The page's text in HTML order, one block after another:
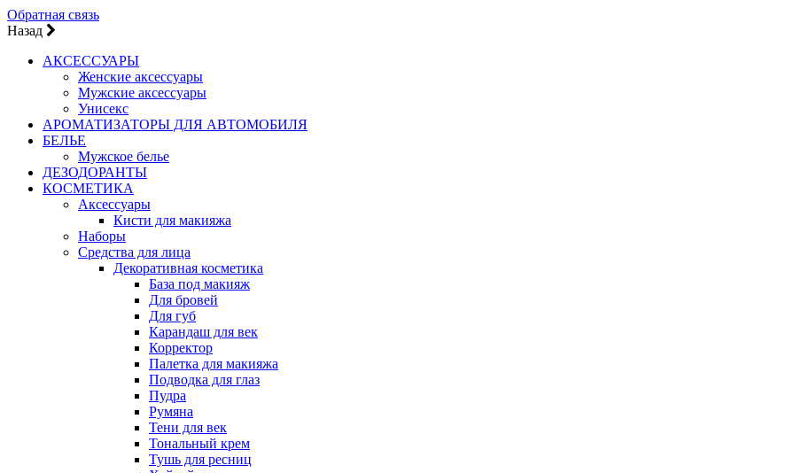
Обратная связь
Назад
АКСЕССУАРЫ
Женские аксессуары
Мужские аксессуары
Унисекс
АРОМАТИЗАТОРЫ ДЛЯ АВТОМОБИЛЯ
БЕЛЬЕ
Мужское белье
ДЕЗОДОРАНТЫ
КОСМЕТИКА
Аксессуары
Кисти для макияжа
Наборы
Средства для лица
Декоративная косметика
База под макияж
Для бровей
Для губ
Карандаш для век
Корректор
Палетка для макияжа
Подводка для глаз
Пудра
Румяна
Тени для век
Тональный крем
Тушь для ресниц